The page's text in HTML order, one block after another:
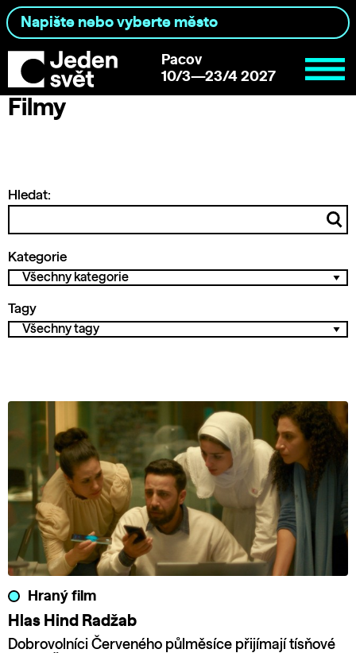
Pacov
10/3—23/4 2027
Filmy
Hledat:
Kategorie
Tagy
Hraný film
Hlas Hind Radžab
Dobrovolníci Červeného půlměsíce přijímají tísňové